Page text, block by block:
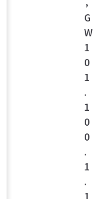
G
W
1
0
1
.
1
0
0
.
1
.
1